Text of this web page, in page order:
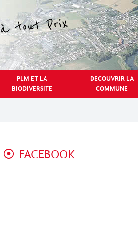
PLM ET LA
BIODIVERSITE
DECOUVRIR LA
COMMUNE
FACEBOOK